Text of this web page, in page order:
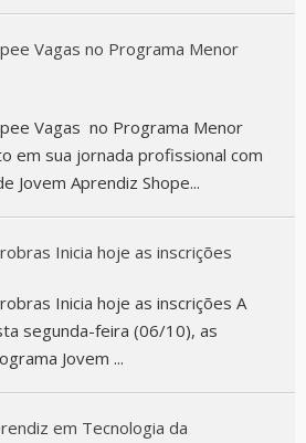
Vagas no Programa Menor
Vagas no Programa Menor
em sua jornada profissional com
Jovem Aprendiz Shope...
Inicia hoje as inscrições
Inicia hoje as inscrições A
segunda-feira (06/10), as
Jovem ...
em Tecnologia da